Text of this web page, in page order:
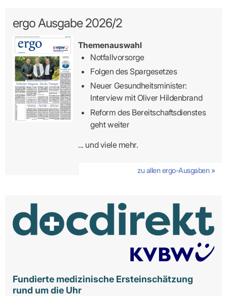
ergo Ausgabe 2026/2
Themenauswahl
Notfallvorsorge
Folgen des Spargesetzes
Neuer Gesundheitsminister:
Interview mit Oliver Hildenbrand
Reform des Bereitschaftsdienstes
geht weiter
... und viele mehr.
zu allen ergo-Ausgaben »
Fundierte medizinische Ersteinschätzung
rund um die Uhr